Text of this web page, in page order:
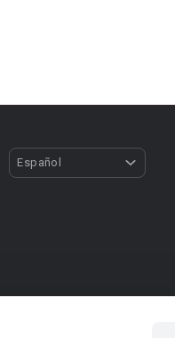
Español